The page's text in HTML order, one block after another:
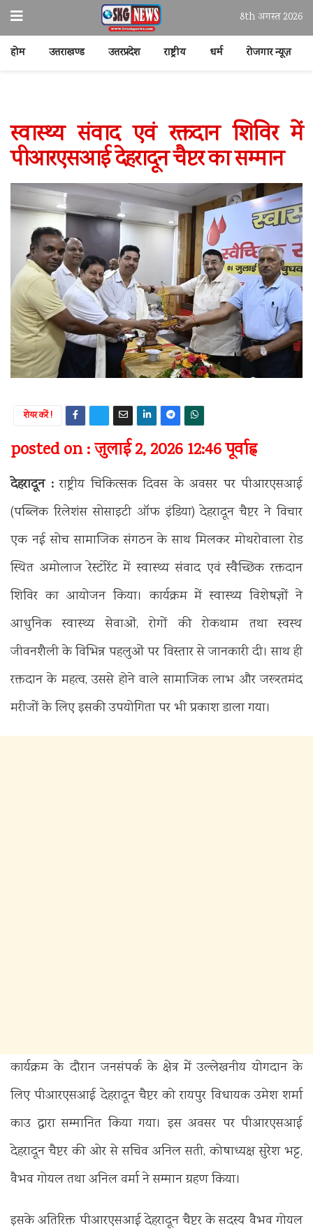
8th अगस्त 2026
होम उत्तराखण्ड उत्तरप्रदेश राष्ट्रीय धर्म रोजगार न्यूज़
स्वास्थ्य संवाद एवं रक्तदान शिविर में
पीआरएसआई देहरादून चैप्टर का सम्मान
शेयर करें !
posted on : जुलाई 2, 2026 12:46 पूर्वाह्न
देहरादून :राष्ट्रीय चिकित्सक दिवस के अवसर पर पीआरएसआई
(पब्लिक रिलेशंस सोसाइटी ऑफ इंडिया) देहरादून चैप्टर ने विचार
एक नई सोच सामाजिक संगठन के साथ मिलकर मोथरोवाला रोड
स्थित अमोलाज रेस्टोरेंट में स्वास्थ्य संवाद एवं स्वैच्छिक रक्तदान
शिविर का आयोजन किया। कार्यक्रम में स्वास्थ्य विशेषज्ञों ने
आधुनिक स्वास्थ्य सेवाओं, रोगों की रोकथाम तथा स्वस्थ
जीवनशैली के विभिन्न पहलुओं पर विस्तार से जानकारी दी। साथ ही
रक्तदान के महत्व, उससे होने वाले सामाजिक लाभ और जरूरतमंद
मरीजों के लिए इसकी उपयोगिता पर भी प्रकाश डाला गया।
कार्यक्रम के दौरान जनसंपर्क के क्षेत्र में उल्लेखनीय योगदान के
लिए पीआरएसआई देहरादून चैप्टर को रायपुर विधायक उमेश शर्मा
काउ द्वारा सम्मानित किया गया। इस अवसर पर पीआरएसआई
देहरादून चैप्टर की ओर से सचिव अनिल सती, कोषाध्यक्ष सुरेश भट्ट,
वैभव गोयल तथा अनिल वर्मा ने सम्मान ग्रहण किया।
इसके अतिरिक्त पीआरएसआई देहरादून चैप्टर के सदस्य वैभव गोयल